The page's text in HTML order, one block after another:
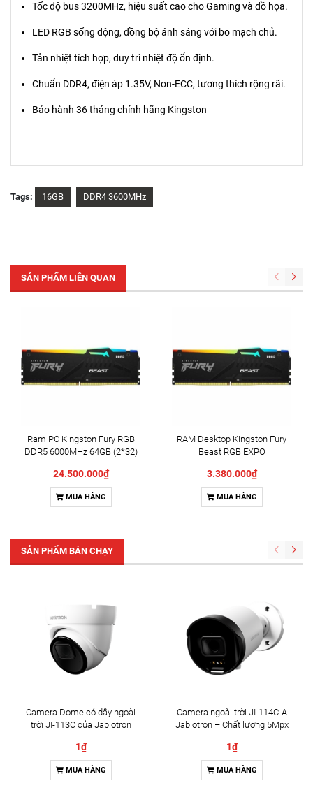
Tốc độ bus 3200MHz, hiệu suất cao cho Gaming và đồ họa.
LED RGB sống động, đồng bộ ánh sáng với bo mạch chủ.
Tản nhiệt tích hợp, duy trì nhiệt độ ổn định.
Chuẩn DDR4, điện áp 1.35V, Non-ECC, tương thích rộng rãi.
Bảo hành 36 tháng chính hãng Kingston
Tags: 16GB DDR4 3600MHz
SẢN PHẨM LIÊN QUAN
Ram PC Kingston Fury RGB
DDR5 6000MHz 64GB (2*32)
24.500.000₫
MUA HÀNG
RAM Desktop Kingston Fury
Beast RGB EXPO
32/KF560C36BBE2AK2-
32WP) 32GB (2x16GB) DDR5
6000MHz
3.380.000₫
MUA HÀNG
SẢN PHẨM BÁN CHẠY
Camera Dome có dây ngoài
trời JI-113C của Jablotron
1₫
MUA HÀNG
Camera ngoài trời JI-114C-A
Jablotron – Chất lượng 5Mpx
1₫
MUA HÀNG